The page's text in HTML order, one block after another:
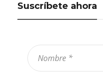
Suscríbete ahora